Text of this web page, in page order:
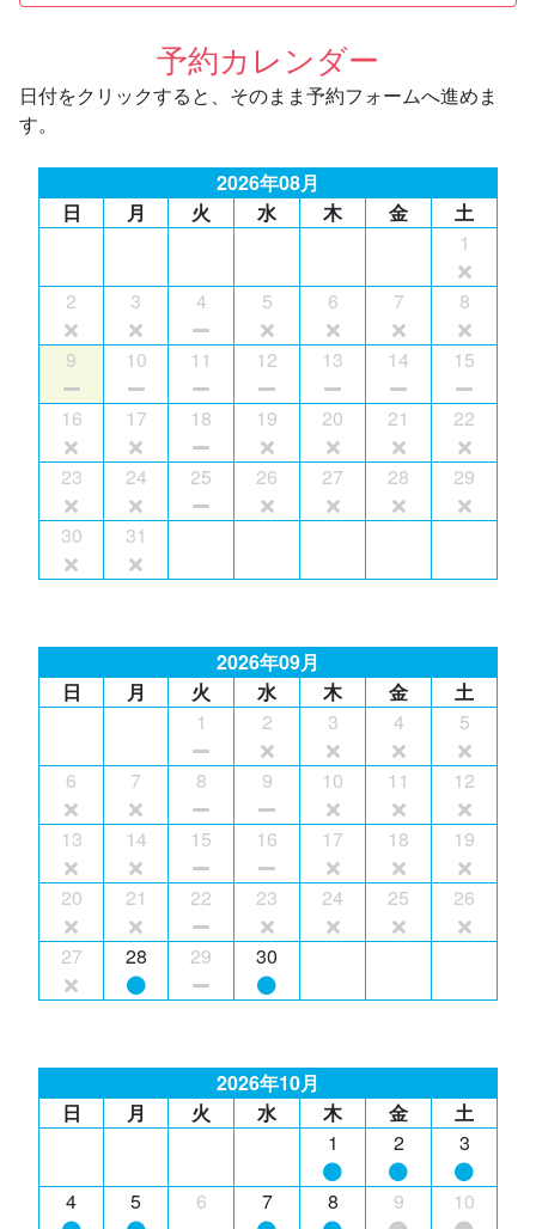
予約カレンダー
日付をクリックすると、そのまま予約フォームへ進めま
す。
2026年08月
日
月 火 水 木 金
土
1
2 3 4 5 6 7 8
9 10 11 12 13 14 15
16 17 18 19 20 21 22
23 24 25 26 27 28 29
30 31
2026年09月
日
月 火 水 木 金
土
1
2 3 4 5
6 7 8 9 10 11 12
13 14 15 16 17 18 19
20 21 22 23 24 25 26
27 28 29 30
2026年10月
日
月 火 水 木 金
土
1
2 3
4 5 6 7 8 9 10